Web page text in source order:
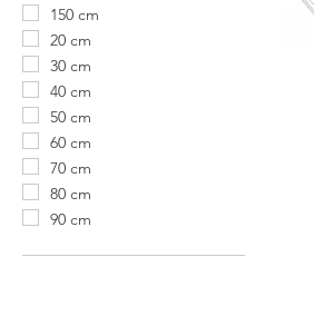
150 cm
20 cm
30 cm
40 cm
50 cm
60 cm
70 cm
80 cm
90 cm